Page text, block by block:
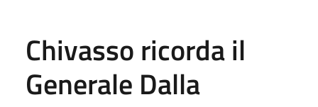
Chivasso ricorda il
Generale Dalla